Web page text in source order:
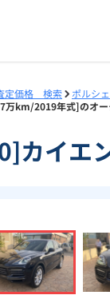
定価格 検索 ポルシェ
万km/2019年式]のオー
カイエ